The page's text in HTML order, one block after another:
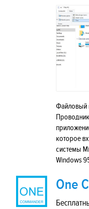
Файловый
которое
системы
Windows
One